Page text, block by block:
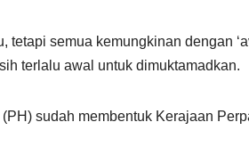
tetapi semua kemungkinan dengan
terlalu awal untuk dimuktamadkan.
sudah membentuk Kerajaan